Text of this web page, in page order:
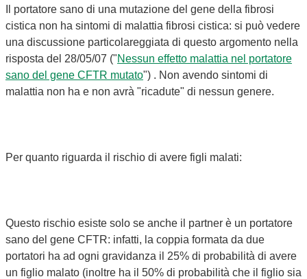
Il portatore sano di una mutazione del gene della fibrosi
cistica non ha sintomi di malattia fibrosi cistica: si può vedere
una discussione particolareggiata di questo argomento nella
risposta del 28/05/07 ("Nessun effetto malattia nel portatore
sano del gene CFTR mutato") . Non avendo sintomi di
malattia non ha e non avrà "ricadute" di nessun genere.
Per quanto riguarda il rischio di avere figli malati:
Questo rischio esiste solo se anche il partner è un portatore
sano del gene CFTR: infatti, la coppia formata da due
portatori ha ad ogni gravidanza il 25% di probabilità di avere
un figlio malato (inoltre ha il 50% di probabilità che il figlio sia